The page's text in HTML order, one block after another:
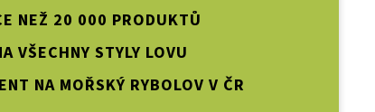
NEŽ 20 000 PRODUKTŮ
VŠECHNY STYLY LOVU
NA MOŘSKÝ RYBOLOV V ČR